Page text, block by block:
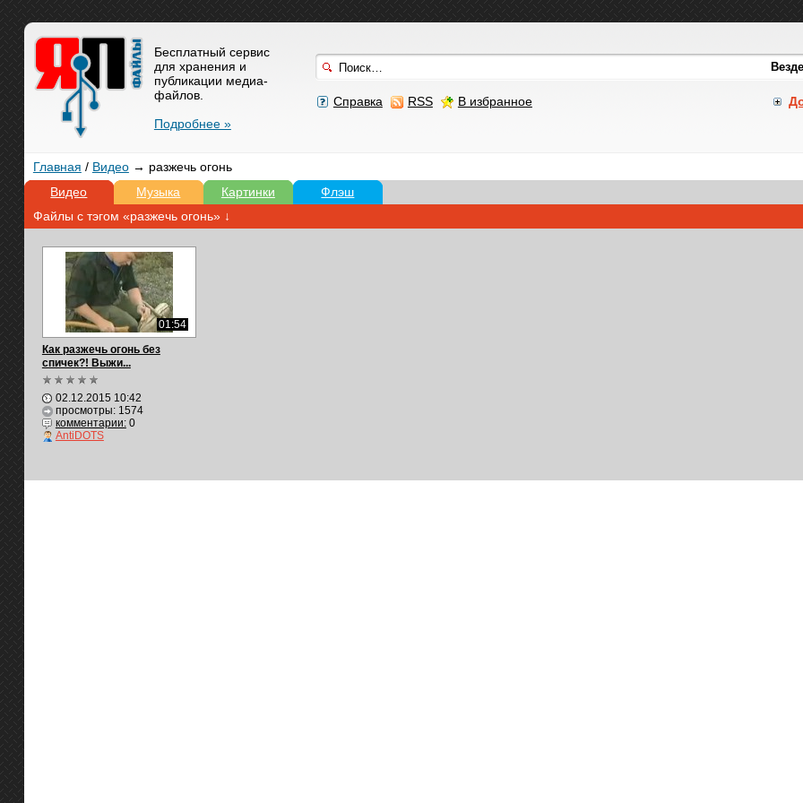
Справка RSS В избранное
Бесплатный сервис
для хранения и
публикации медиа-
файлов.
Подробнее »
Главная / Видео→ разжечь огонь
Видео
Музыка Картинки Флэш
Файлы с тэгом «разжечь огонь» ↓
01:54
Как разжечь огонь без
спичек?! Выжи...
02.12.2015 10:42
просмотры: 1574
комментарии:0
AntiDOTS